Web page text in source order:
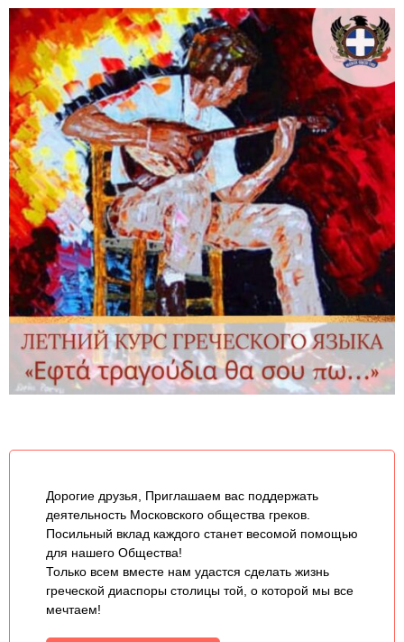
Дорогие друзья, Приглашаем вас поддержать
деятельность Московского общества греков.
Посильный вклад каждого станет весомой помощью
для нашего Общества!
Только всем вместе нам удастся сделать жизнь
греческой диаспоры столицы той, о которой мы все
мечтаем!